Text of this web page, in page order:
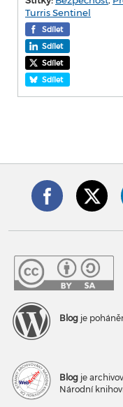
Turris Sentinel
Sdílet
Sdílet
Sdílet
Sdílet
Blog je
Blog je
Národní